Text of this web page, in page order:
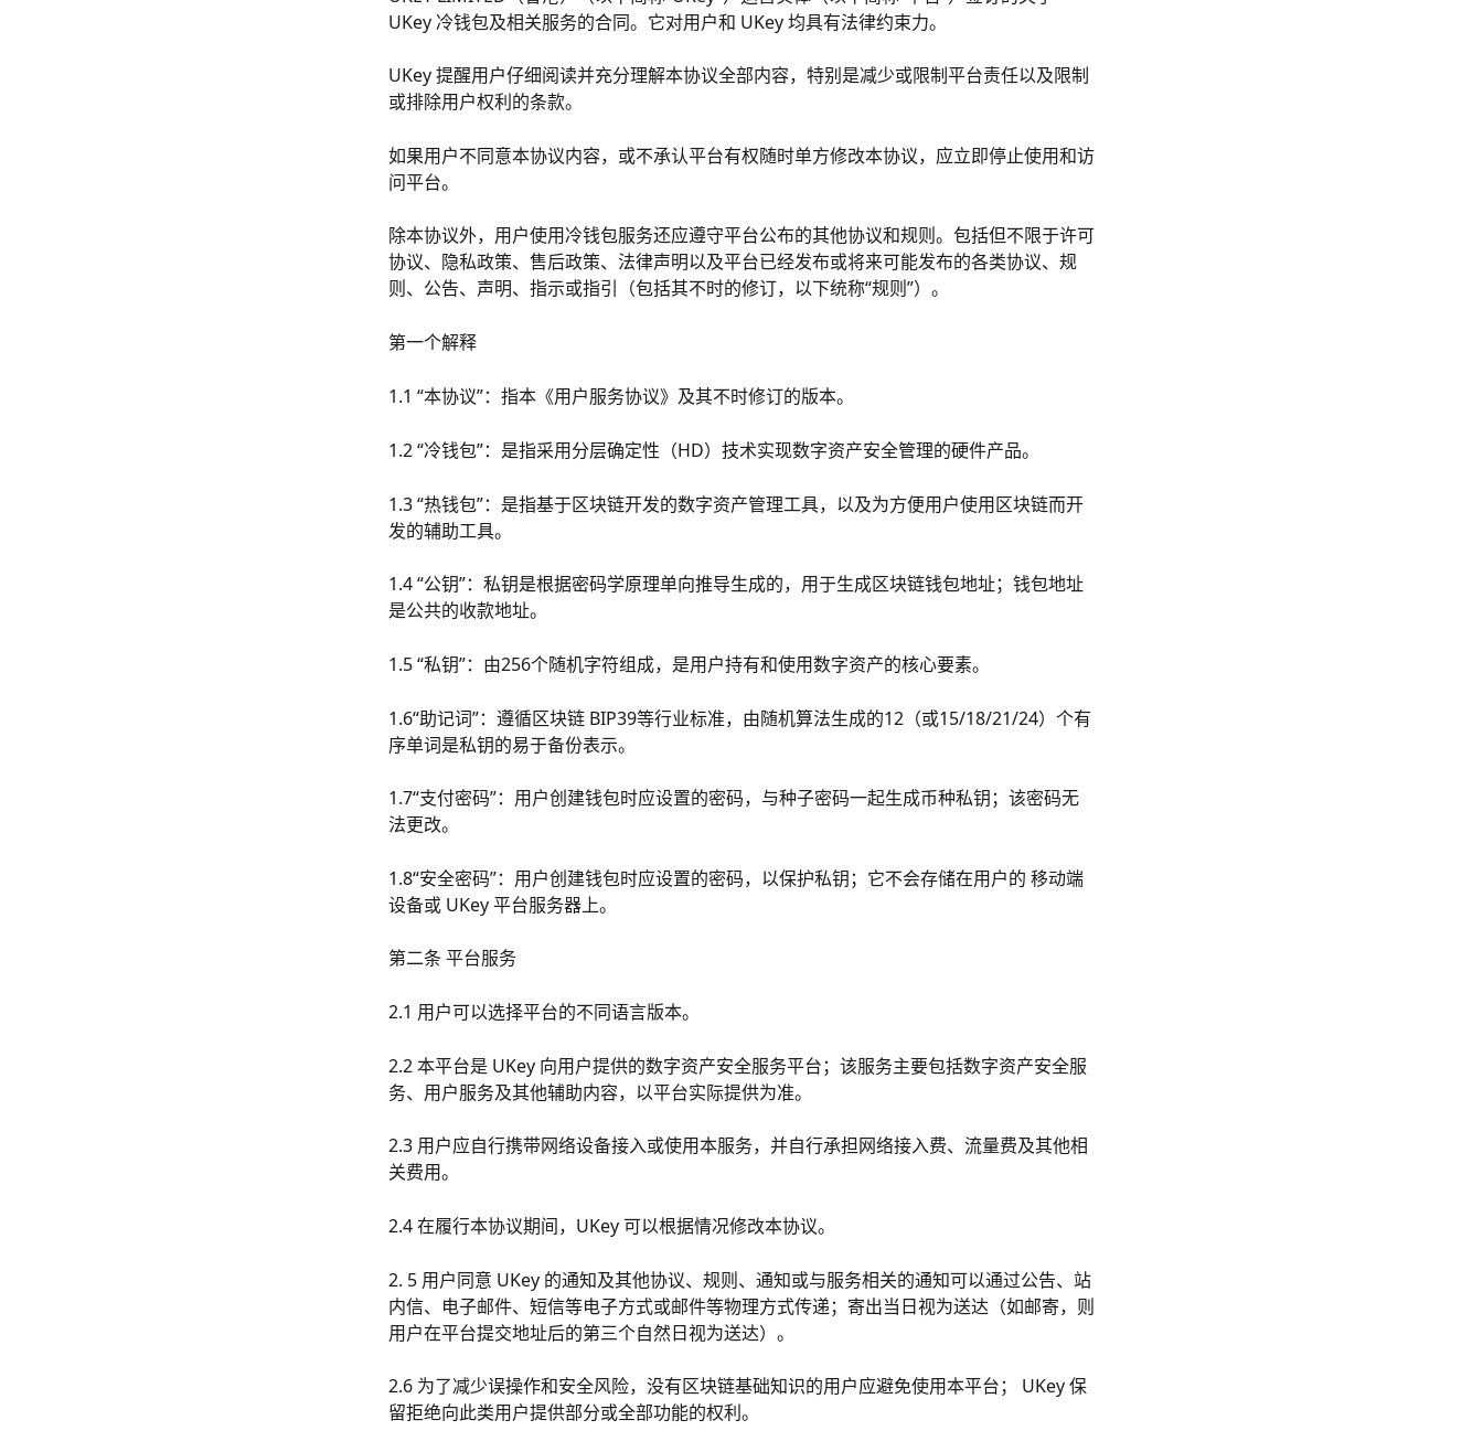
UKey 冷钱包及相关服务的合同。它对用户和 UKey 均具有法律约束力。
UKey 提醒用户仔细阅读并充分理解本协议全部内容，特别是减少或限制平台责任以及限制
或排除用户权利的条款。
如果用户不同意本协议内容，或不承认平台有权随时单方修改本协议，应立即停止使用和访
问平台。
除本协议外，用户使用冷钱包服务还应遵守平台公布的其他协议和规则。包括但不限于许可
协议、隐私政策、售后政策、法律声明以及平台已经发布或将来可能发布的各类协议、规
则、公告、声明、指示或指引（包括其不时的修订，以下统称“规则”）。
第一个解释
1.1 “本协议”：指本《用户服务协议》及其不时修订的版本。
1.2 “冷钱包”：是指采用分层确定性（HD）技术实现数字资产安全管理的硬件产品。
1.3 “热钱包”：是指基于区块链开发的数字资产管理工具，以及为方便用户使用区块链而开
发的辅助工具。
1.4 “公钥”：私钥是根据密码学原理单向推导生成的，用于生成区块链钱包地址；钱包地址
是公共的收款地址。
1.5 “私钥”：由256个随机字符组成，是用户持有和使用数字资产的核心要素。
1.6“助记词”：遵循区块链 BIP39等行业标准，由随机算法生成的12（或15/18/21/24）个有
序单词是私钥的易于备份表示。
1.7“支付密码”：用户创建钱包时应设置的密码，与种子密码一起生成币种私钥；该密码无
法更改。
1.8“安全密码”：用户创建钱包时应设置的密码，以保护私钥；它不会存储在用户的 移动端
设备或 UKey 平台服务器上。
第二条 平台服务
2.1 用户可以选择平台的不同语言版本。
2.2 本平台是 UKey 向用户提供的数字资产安全服务平台；该服务主要包括数字资产安全服
务、用户服务及其他辅助内容，以平台实际提供为准。
2.3 用户应自行携带网络设备接入或使用本服务，并自行承担网络接入费、流量费及其他相
关费用。
2.4 在履行本协议期间，UKey 可以根据情况修改本协议。
2. 5 用户同意 UKey 的通知及其他协议、规则、通知或与服务相关的通知可以通过公告、站
内信、电子邮件、短信等电子方式或邮件等物理方式传递；寄出当日视为送达（如邮寄，则
用户在平台提交地址后的第三个自然日视为送达）。
2.6 为了减少误操作和安全风险，没有区块链基础知识的用户应避免使用本平台； UKey 保
留拒绝向此类用户提供部分或全部功能的权利。